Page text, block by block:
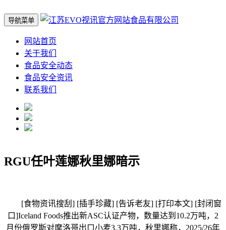
导航菜单
网站首页
关于我们
食品安全动态
食品安全资讯
联系我们
RGU任叶莲娜秋里娜暗示
[食物资讯搜刮] [插手珍藏] [告诉老友] [打印本文] [封闭窗
口]Iceland Foods推出新ASC认证产物，数量达到10.2万吨，2
月份俄罗斯对摩洛哥出口小麦3.3万吨，秋里娜称，2025/26年